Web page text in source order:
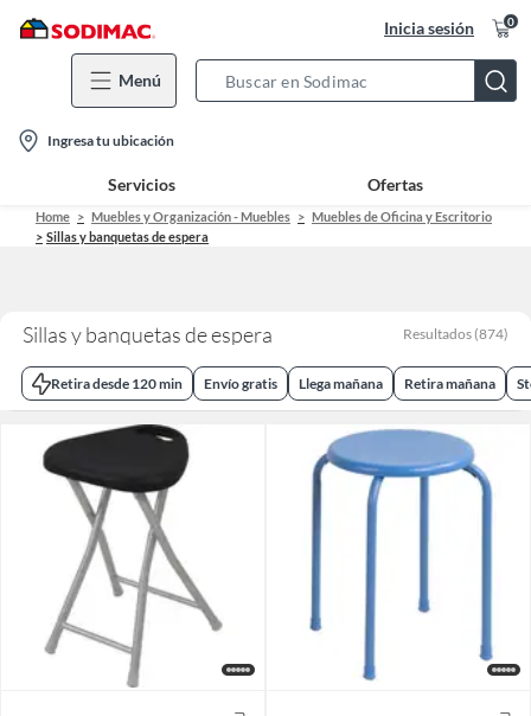
Inicia sesión 0
Menú
Bar
location-
icon
Ingresa tu ubicación
Servicios Ofertas
Home Muebles y Organización - Muebles
Muebles de Oficina y Escritorio
Sillas y banquetas de espera
Sillas y banquetas de espera Resultados (874)
Retira desde 120 min Envío gratis Llega mañana Retira mañana